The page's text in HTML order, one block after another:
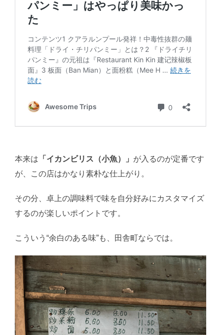
本来は 「イカンビリス（小魚）」 が入るのが定番です
が、この店はかなり素朴な仕上がり。
その分、卓上の調味料で味を自分好みにカスタマイズ
するのが楽しいポイントです。
こういう“余白のある味”も、田舎町ならでは。